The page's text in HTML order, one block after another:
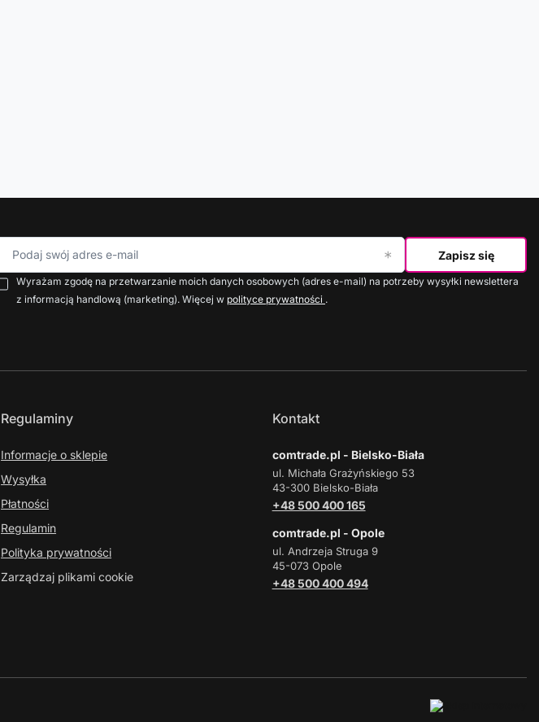
Podaj swój adres e-mail Zapisz się
Wyrażam zgodę na przetwarzanie moich danych osobowych (adres e-mail) na potrzeby wysyłki newslettera
z informacją handlową (marketing). Więcej w polityce prywatności .
Regulaminy
Informacje o sklepie
Wysyłka
Płatności
Regulamin
Polityka prywatności
Zarządzaj plikami cookie
Kontakt
comtrade.pl - Bielsko-Biała
ul. Michała Grażyńskiego 53
43-300 Bielsko-Biała
+48 500 400 165
comtrade.pl - Opole
ul. Andrzeja Struga 9
45-073 Opole
+48 500 400 494